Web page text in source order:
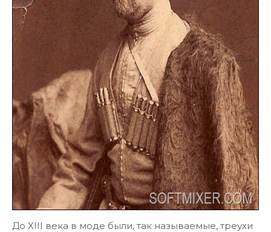
До XIII века в моде были, так называемые, треухи